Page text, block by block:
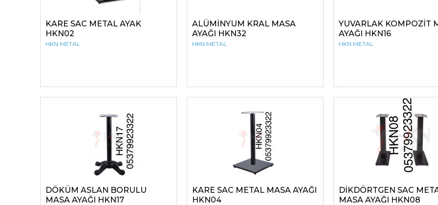
KARE SAC METAL AYAK
HKN02
HKN METAL
ALÜMİNYUM KRAL MASA
AYAĞI HKN32
HKN METAL
YUVARLAK KOMPOZİT
AYAĞI HKN16
HKN METAL
DÖKÜM ASLAN BORULU
MASA AYAĞI HKN17
KARE SAC METAL MASA AYAĞI
HKN04
DİKDÖRTGEN SAC
MASA AYAĞI HKN08